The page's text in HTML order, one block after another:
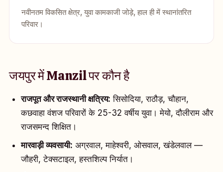
नवीनतम विकसित क्षेत्र, युवा कामकाजी जोड़े, हाल ही में स्थानांतरित
परिवार।
जयपुर में Manzil पर कौन है
राजपूत और राजस्थानी क्षत्रिय: सिसोदिया, राठौड़, चौहान,
कछवाहा वंशज परिवारों के 25-32 वर्षीय युवा। मेयो, दौलीराम और
राजसमन्द शिक्षित।
मारवाड़ी व्यवसायी: अग्रवाल, माहेश्वरी, ओसवाल, खंडेलवाल —
जौहरी, टेक्सटाइल, हस्तशिल्प निर्यात।